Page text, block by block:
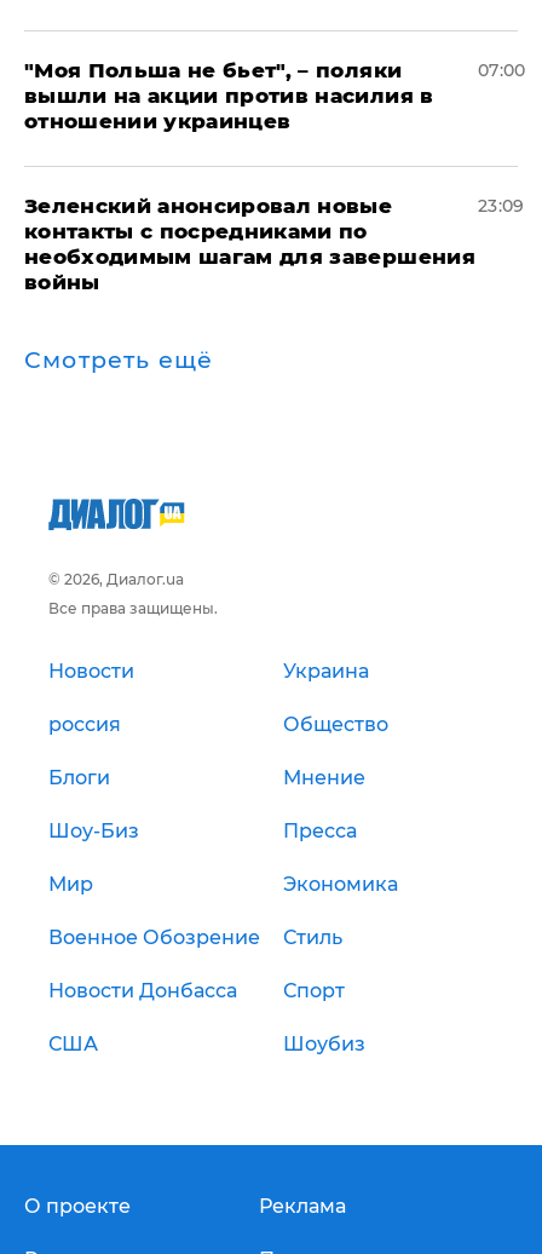
"Моя Польша не бьет", – поляки
вышли на акции против насилия в
отношении украинцев
07:00
Зеленский анонсировал новые
контакты с посредниками по
необходимым шагам для завершения
войны
23:09
Смотреть ещё
© 2026, Диалог.ua
Все права защищены.
Новости Украина
россия Общество
Блоги Мнение
Шоу-Биз Пресса
Мир Экономика
Военное Обозрение Стиль
Новости Донбасса Спорт
США Шоубиз
О проекте Реклама